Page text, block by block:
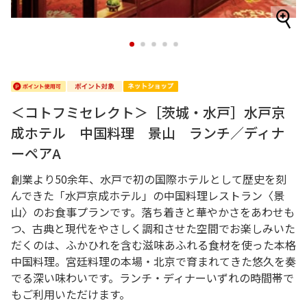
1 2 3 4 5
＜コトフミセレクト＞［茨城・水戸］水戸京
成ホテル 中国料理 景山 ランチ／ディナ
ーペアA
創業より50余年、水戸で初の国際ホテルとして歴史を刻
んできた「水戸京成ホテル」の中国料理レストラン〈景
山〉のお食事プランです。落ち着きと華やかさをあわせも
つ、古典と現代をやさしく調和させた空間でお楽しみいた
だくのは、ふかひれを含む滋味あふれる食材を使った本格
中国料理。宮廷料理の本場・北京で育まれてきた悠久を奏
でる深い味わいです。ランチ・ディナーいずれの時間帯で
もご利用いただけます。